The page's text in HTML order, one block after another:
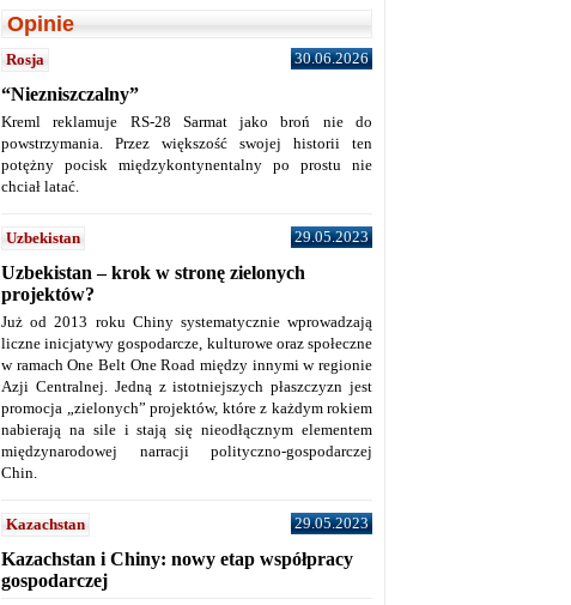
Opinie
Rosja 30.06.2026
“Niezniszczalny”
Kreml reklamuje RS-28 Sarmat jako broń nie do
powstrzymania. Przez większość swojej historii ten
potężny pocisk międzykontynentalny po prostu nie
chciał latać.
Uzbekistan 29.05.2023
Uzbekistan – krok w stronę zielonych
projektów?
Już od 2013 roku Chiny systematycznie wprowadzają
liczne inicjatywy gospodarcze, kulturowe oraz społeczne
w ramach One Belt One Road między innymi w regionie
Azji Centralnej. Jedną z istotniejszych płaszczyzn jest
promocja „zielonych” projektów, które z każdym rokiem
nabierają na sile i stają się nieodłącznym elementem
międzynarodowej narracji polityczno-gospodarczej
Chin.
Kazachstan 29.05.2023
Kazachstan i Chiny: nowy etap współpracy
gospodarczej